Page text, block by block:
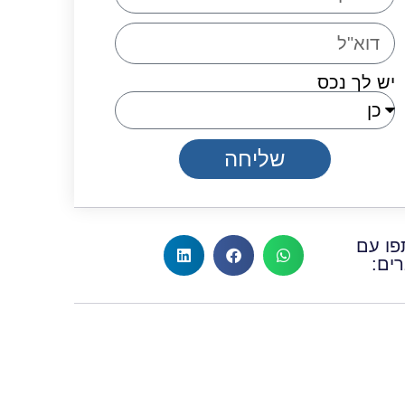
יש לך נכס
שליחה
עם